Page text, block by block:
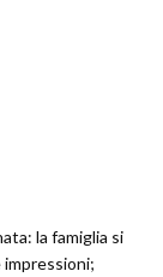
la famiglia si